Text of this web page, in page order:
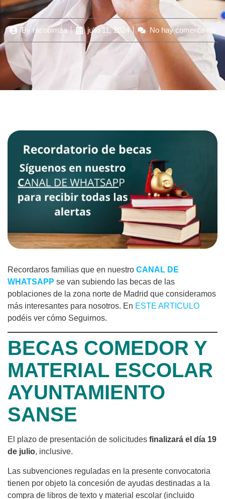
By racobimza julio 11, 2024 No hay comentarios
Recordaros familias que en nuestro CANAL DE
WHATSAPP se van subiendo las becas de las
poblaciones de la zona norte de Madrid que consideramos
más interesantes para nosotros. En ESTE ARTICULO
podéis ver cómo Seguirnos.
BECAS COMEDOR Y
MATERIAL ESCOLAR
AYUNTAMIENTO
SANSE
El plazo de presentación de solicitudes finalizará el día 19
de julio, inclusive.
Las subvenciones reguladas en la presente convocatoria
tienen por objeto la concesión de ayudas destinadas a la
compra de libros de texto y material escolar (incluido